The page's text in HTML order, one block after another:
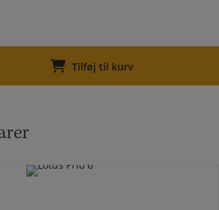
Tilføj til kurv